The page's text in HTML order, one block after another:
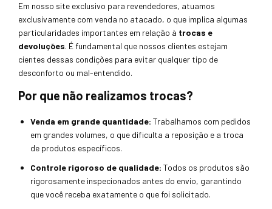
Em nosso site exclusivo para revendedores, atuamos
exclusivamente com venda no atacado, o que implica algumas
particularidades importantes em relação à trocas e
devoluções. É fundamental que nossos clientes estejam
cientes dessas condições para evitar qualquer tipo de
desconforto ou mal-entendido.
Por que não realizamos trocas?
Venda em grande quantidade: Trabalhamos com pedidos
em grandes volumes, o que dificulta a reposição e a troca
de produtos específicos.
Controle rigoroso de qualidade: Todos os produtos são
rigorosamente inspecionados antes do envio, garantindo
que você receba exatamente o que foi solicitado.